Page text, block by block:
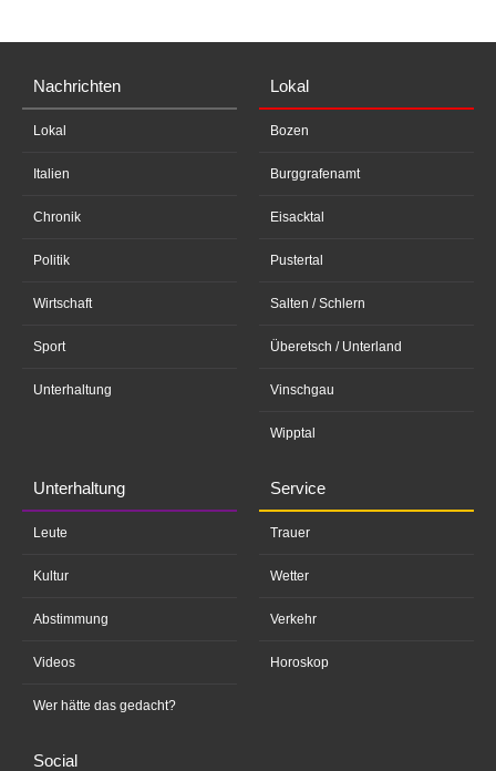
Nachrichten
Lokal
Italien
Chronik
Politik
Wirtschaft
Sport
Unterhaltung
Lokal
Bozen
Burggrafenamt
Eisacktal
Pustertal
Salten / Schlern
Überetsch / Unterland
Vinschgau
Wipptal
Unterhaltung
Leute
Kultur
Abstimmung
Videos
Wer hätte das gedacht?
Service
Trauer
Wetter
Verkehr
Horoskop
Social